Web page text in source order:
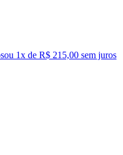
ou 1x de R$ 215,00 sem juros